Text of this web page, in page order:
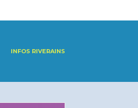
INFOS RIVERAINS